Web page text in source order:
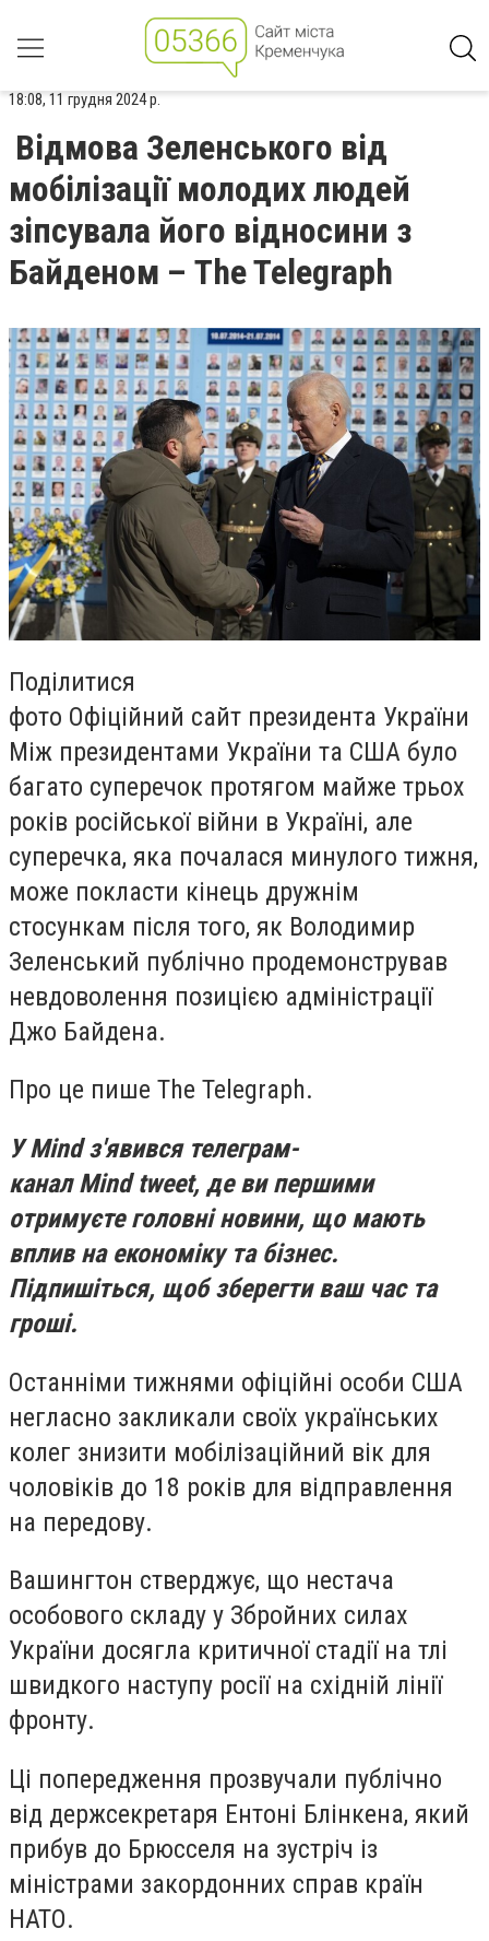
18:08, 11 грудня 2024 р.
Відмова Зеленського від
мобілізації молодих людей
зіпсувала його відносини з
Байденом – The Telegraph
Поділитися
фото Офіційний сайт президента України
Між президентами України та США було
багато суперечок протягом майже трьох
років російської війни в Україні, але
суперечка, яка почалася минулого тижня,
може покласти кінець дружнім
стосункам після того, як Володимир
Зеленський публічно продемонстрував
невдоволення позицією адміністрації
Джо Байдена.
Про це пише The Telegraph.
У Mind з'явився телеграм-
канал Mind tweet, де ви першими
отримуєте головні новини, що мають
вплив на економіку та бізнес.
Підпишіться, щоб зберегти ваш час та
гроші.
Останніми тижнями офіційні особи США
негласно закликали своїх українських
колег знизити мобілізаційний вік для
чоловіків до 18 років для відправлення
на передову.
Вашингтон стверджує, що нестача
особового складу у Збройних силах
України досягла критичної стадії на тлі
швидкого наступу росії на східній лінії
фронту.
Ці попередження прозвучали публічно
від держсекретаря Ентоні Блінкена, який
прибув до Брюсселя на зустріч із
міністрами закордонних справ країн
НАТО.